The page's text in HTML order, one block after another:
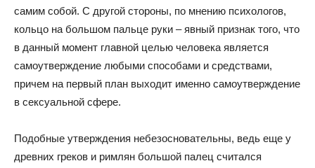
самим собой. С другой стороны, по мнению психологов,
кольцо на большом пальце руки – явный признак того, что
в данный момент главной целью человека является
самоутверждение любыми способами и средствами,
причем на первый план выходит именно самоутверждение
в сексуальной сфере.
Подобные утверждения небезосновательны, ведь еще у
древних греков и римлян большой палец считался